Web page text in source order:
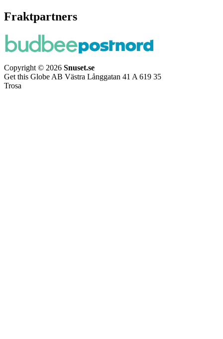
Fraktpartners
Copyright © 2026 Snuset.se
Get this Globe AB Västra Långgatan 41 A 619 35
Trosa